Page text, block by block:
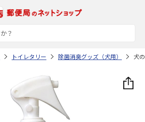
トイレタリー 除菌消臭グッズ（犬用） 犬